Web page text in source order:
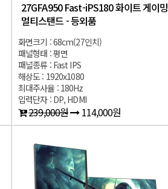
27GFA950 Fast-iPS180 화이트 게이밍
멀티스탠드 - 등외품
화면크기 : 68cm(27인치)
패널형태 : 평면
패널종류 : Fast IPS
해상도 : 1920x1080
최대주사율 : 180Hz
입력단자 : DP, HDMI
239,000원 114,000원